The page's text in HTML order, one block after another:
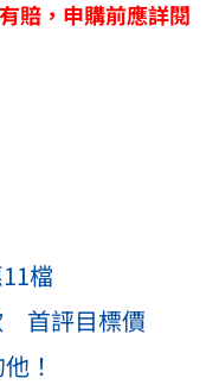
賠，申購前應詳閱
檔
首評目標價
！